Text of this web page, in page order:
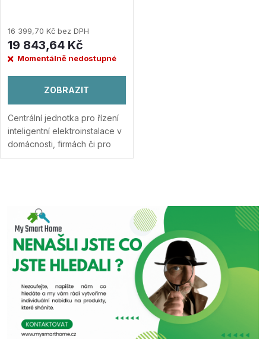
16 399,70 Kč bez DPH
19 843,64 Kč
Momentálně nedostupné
ZOBRAZIT
Centrální jednotka pro řízení
inteligentní elektroinstalace v
domácnosti, firmách či pro
speciální projekty
Přidat do porovnání
á